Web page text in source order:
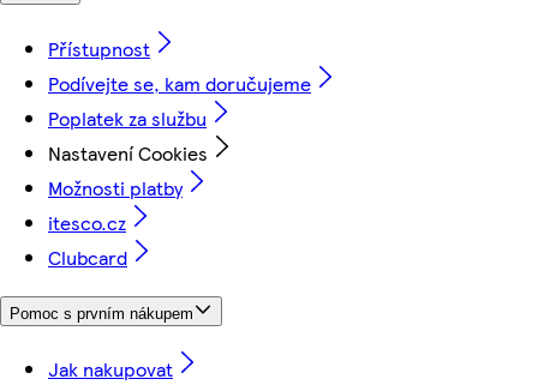
Přístupnost
Podívejte se, kam doručujeme
Poplatek za službu
Nastavení Cookies
Možnosti platby
itesco.cz
Clubcard
Pomoc s prvním nákupem
Jak nakupovat